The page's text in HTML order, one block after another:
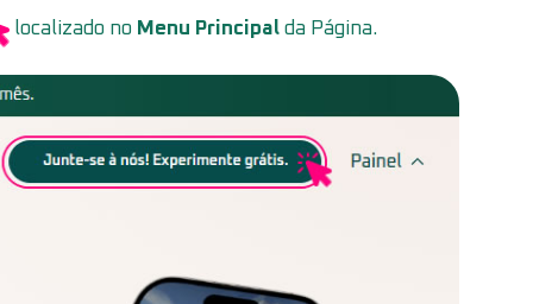
localizado no Menu Principal da Página.